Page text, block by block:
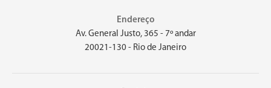
Endereço
Av. General Justo, 365 - 7º andar
20021-130 - Rio de Janeiro